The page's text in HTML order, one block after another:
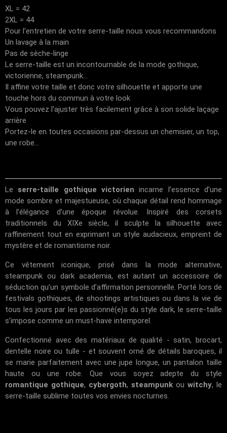
XL = 42
2XL = 44
Pour l'entretien de votre serre-taille nous vous recommandons
Un lavage à la main
Pas de sèche-linge
Le serre-taille est un incontournable de la mode gothique,
victorienne, steampunk...
Il affine votre taille et donc votre silhouette et apporte une
touche hors du commun à votre look
Vous pouvez l'ajuster très facilement grâce à son solide laçage
arrière
Portez-le en toutes occasions par-dessus un chemisier, un top,
une robe...
Leserre-taille gothique victorien incarne l’essence d’une
mode sombre et majestueuse, où chaque détail rend hommage
à l’élégance d’une époque révolue. Inspiré des corsets
traditionnels du XIXe siècle, il sculpte la silhouette avec
raffinement tout en exprimant un style audacieux, empreint de
mystère et de romantisme noir.
Ce vêtement iconique, prisé dans la mode alternative,
steampunk ou dark academia, est autant un accessoire de
séduction qu’un symbole d’affirmation personnelle. Porté lors de
festivals gothiques, de shootings artistiques ou dans la vie de
tous les jours par les passionné(e)s du style dark, le serre-taille
s’impose comme un must-have intemporel.
Confectionné avec des matériaux de qualité - satin, brocart,
dentelle noire ou tulle - et souvent orné de détails baroques, il
se marie parfaitement avec une jupe longue, un pantalon taille
haute ou une robe. Que vous soyez adepte du style
romantique gothique, cybergoth, steampunk ou witchy, le
serre-taille sublime toutes vos envies nocturnes.